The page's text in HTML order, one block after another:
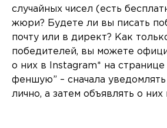
случайных чисел (есть
жюри? Будете ли вы писать
почту или в директ? Как
победителей, вы можете
о них в Instagram* на странице
феншую” – сначала
лично, а затем объявлять о них